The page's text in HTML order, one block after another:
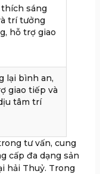
sáng
trí tưởng
hỗ trợ giao
lại bình an,
giao tiếp và
tâm trí
tư vấn, cung
cấp đa dạng sản
hải Thuỷ. Trong